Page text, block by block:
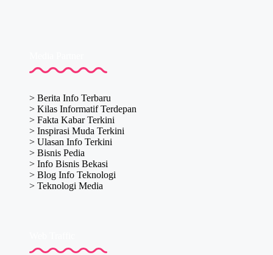
> Berita Info Terbaru
> Kilas Informatif Terdepan
> Fakta Kabar Terkini
> Inspirasi Muda Terkini
> Ulasan Info Terkini
> Bisnis Pedia
> Info Bisnis Bekasi
> Blog Info Teknologi
> Teknologi Media